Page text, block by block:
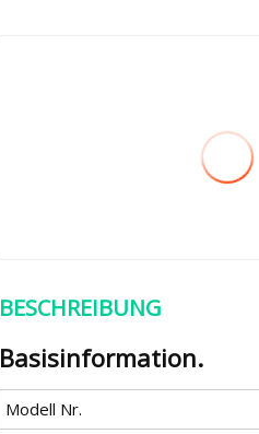
BESCHREIBUNG
Basisinformation.
Modell Nr.